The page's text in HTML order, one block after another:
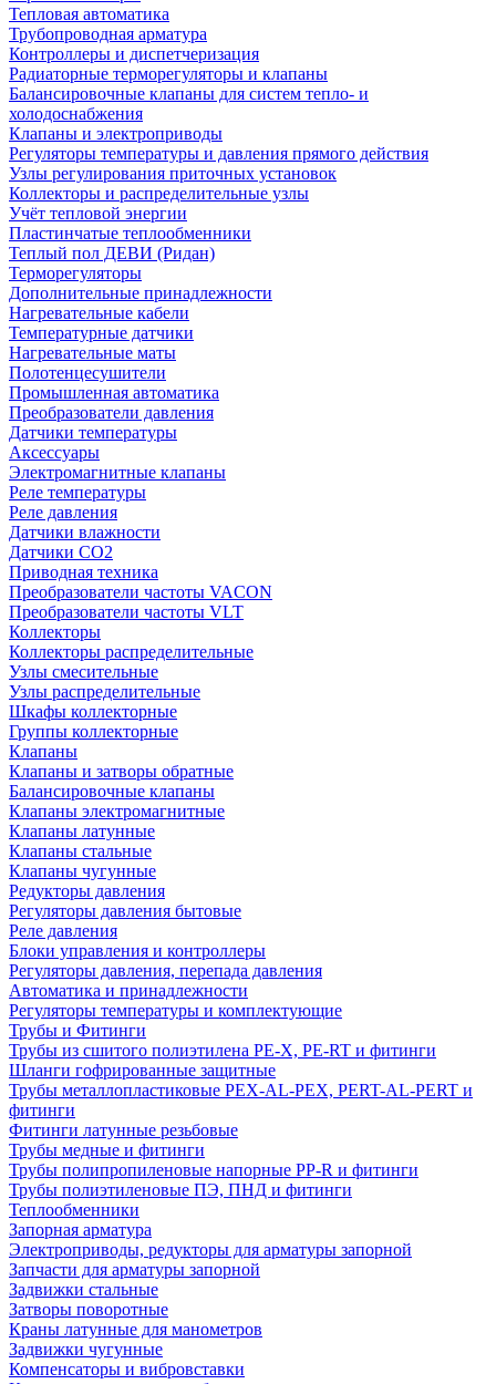
Тепловая автоматика
Трубопроводная арматура
Контроллеры и диспетчеризация
Радиаторные терморегуляторы и клапаны
Балансировочные клапаны для систем тепло- и
холодоснабжения
Клапаны и электроприводы
Регуляторы температуры и давления прямого действия
Узлы регулирования приточных установок
Коллекторы и распределительные узлы
Учёт тепловой энергии
Пластинчатые теплообменники
Теплый пол ДЕВИ (Ридан)
Терморегуляторы
Дополнительные принадлежности
Нагревательные кабели
Температурные датчики
Нагревательные маты
Полотенцесушители
Промышленная автоматика
Преобразователи давления
Датчики температуры
Аксессуары
Электромагнитные клапаны
Реле температуры
Реле давления
Датчики влажности
Датчики CO2
Приводная техника
Преобразователи частоты VACON
Преобразователи частоты VLT
Коллекторы
Коллекторы распределительные
Узлы смесительные
Узлы распределительные
Шкафы коллекторные
Группы коллекторные
Клапаны
Клапаны и затворы обратные
Балансировочные клапаны
Клапаны электромагнитные
Клапаны латунные
Клапаны стальные
Клапаны чугунные
Редукторы давления
Регуляторы давления бытовые
Реле давления
Блоки управления и контроллеры
Регуляторы давления, перепада давления
Автоматика и принадлежности
Регуляторы температуры и комплектующие
Трубы и Фитинги
Трубы из сшитого полиэтилена PE-X, PE-RT и фитинги
Шланги гофрированные защитные
Трубы металлопластиковые PEX-AL-PEX, PERT-AL-PERT и
фитинги
Фитинги латунные резьбовые
Трубы медные и фитинги
Трубы полипропиленовые напорные PP-R и фитинги
Трубы полиэтиленовые ПЭ, ПНД и фитинги
Теплообменники
Запорная арматура
Электроприводы, редукторы для арматуры запорной
Запчасти для арматуры запорной
Задвижки стальные
Затворы поворотные
Краны латунные для манометров
Задвижки чугунные
Компенсаторы и вибровставки